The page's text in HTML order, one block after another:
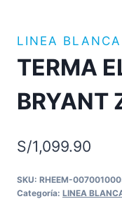
LINEA BLANCA
TERMA
BRYANT
S/1,099.90
SKU: RHEEM-
Categoría: LINEA